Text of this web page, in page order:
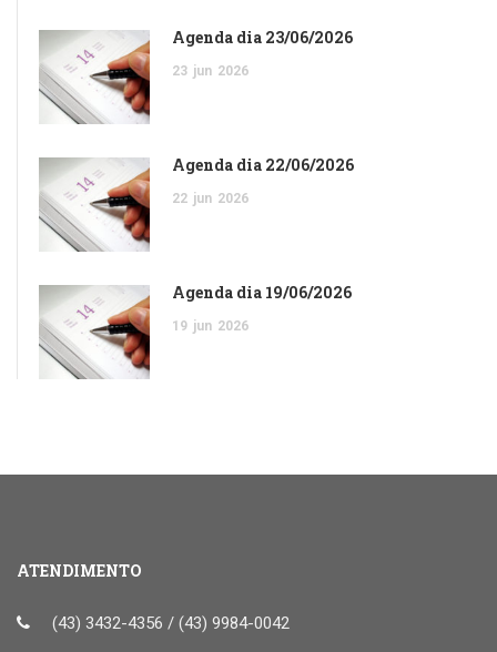
Agenda dia 23/06/2026
23 jun 2026
Agenda dia 22/06/2026
22 jun 2026
Agenda dia 19/06/2026
19 jun 2026
ATENDIMENTO
(43) 3432-4356 / (43) 9984-0042